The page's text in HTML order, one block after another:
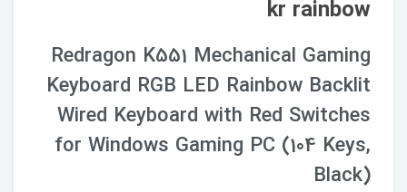
kr rainbow
Redragon K551 Mechanical Gaming
Keyboard RGB LED Rainbow Backlit
Wired Keyboard with Red Switches
for Windows Gaming PC (104 Keys,
Black)